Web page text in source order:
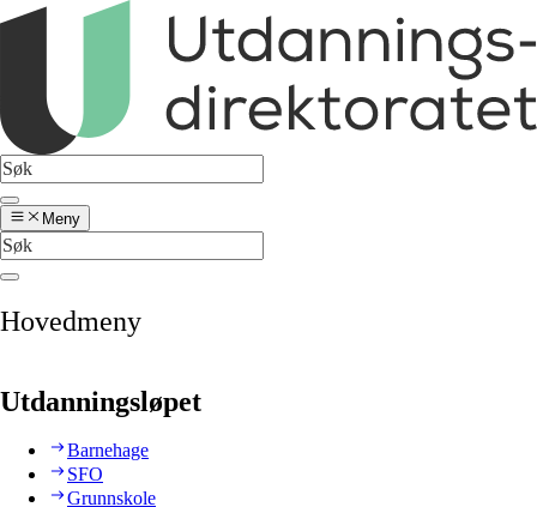
Meny
Hovedmeny
Utdanningsløpet
Barnehage
SFO
Grunnskole